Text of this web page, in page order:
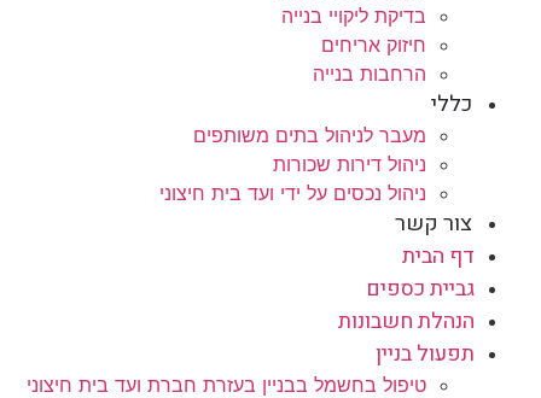
בדיקת ליקויי בנייה
חיזוק אריחים
הרחבות בנייה
כללי
מעבר לניהול בתים משותפים
ניהול דירות שכורות
ניהול נכסים על ידי ועד בית חיצוני
צור קשר
דף הבית
גביית כספים
הנהלת חשבונות
תפעול בניין
טיפול בחשמל בבניין בעזרת חברת ועד בית חיצוני